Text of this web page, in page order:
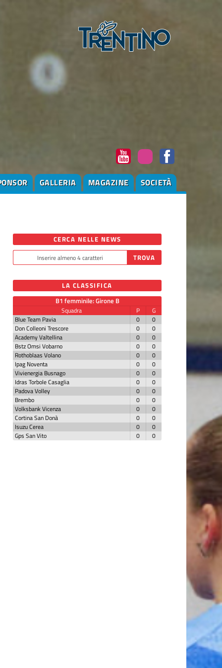
GALLERIA MAGAZINE SOCIETÀ
CERCA NELLE NEWS
LA CLASSIFICA
B1 femminile: Girone B
Squadra P
G
Blue Team Pavia
0
0
Don Colleoni Trescore
0
0
Academy Valtellina
0
0
Bstz Omsi Vobarno
0
0
Rothoblaas Volano
0
0
Ipag Noventa
0
0
Vivienergia Busnago
0
0
Idras Torbole Casaglia
0
0
Padova Volley
0
0
Brembo
0
0
Volksbank Vicenza
0
0
Cortina San Donà
0
0
Isuzu Cerea
0
0
Gps San Vito
0 0